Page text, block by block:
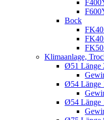
Bock
Klimaanlage,
Ø51 Länge
Ø54 Länge
Ø54 Länge